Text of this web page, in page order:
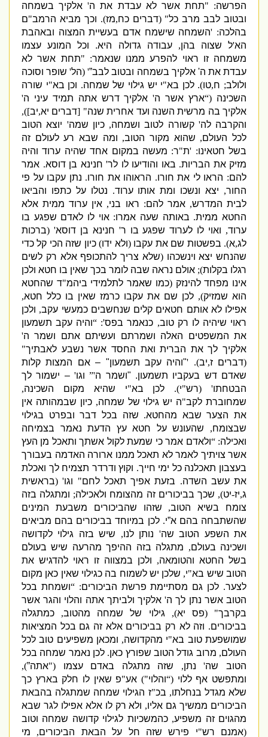
הפרשה: " תחת אשר לא עבדת את ה 'אלקיך בשמחה
ובטוב לבב מרב כל" (דברים כח,מז).וכך מביא הרמב"ם
בהלכה: 'השמחה שישמח אדם בעשיית המצוה ובאהבת
הא'ל שצוה בהן, עבודה גדולה היא.וכל המונע עצמו
משמחה זו ראוי להפרע ממנו שנאמר: " תחת אשר לא
עבדת את ה'אלקיך בשמחה ובטוב לבב”' (הל'שופר וסוכה
ולולב;ח טו)
. לכן בא"י יש גילוי של שמחה.וכן בא"י שורה
השכינה(“ ארץ אשר ה 'אלקיך דרש אתה תמיד עיני ה
אלקיך בה מרשית השנה ועד אחרית שנה" [דברים יא ,יב]),
והקרבה לה'קשורה לטוב ושמחה,כיון שמה'יוצא הטוב
לכל העולם,שהוא מקור הטוב,ומה שבא רע לעולם זה
בשל חטאינו: 'ת "ר:מעשה במקום אחד שהיה ערוד והיה
מזיק את הבריות.באו והודיעו לו ל ר'חנינא בן דוסא.אמר
להם:הראו לי את חורו.הראוהו את חורו.נתן עקבו על פי
החור,יצא ונשכו ומת אותו ערוד.נטלו על כתפו והביאו
לבית המדרש,אמר להם:ראו בני,אין ערוד ממית אלא
החטא ממית.באותה שעה אמרו:אוי לו לאדם שפגע בו
ערוד,ואוי לו לערוד שפגע בו ר 'חנינא בן דוסא' (ברכות
,א). בפשטות שם את עקבו(ולא ידו)כיון שזה הכי קל כדי
שהנחש יצא וינשכהו(שלא צריך להתכופף אלא רק לשים
רגלו בקלות);אולם נראה שבה לומר בכך שאין בו חטא ולכן
אינו מפחד להינזק(כמו שאמר לתלמידי ביהמ"ד שהחטא
הוא שמזיק),לכן שם את עקבו כרמז שאין בו כלל חטא,
אפילו לא אותם חטאים קלים שנחשבים כמעשי עקב,ולכן
ראוי שיהיה לו רק טוב,כנאמר בפס': “והיה עקב תשמעון
את המשפטים האלה ושמרתם ועשיתם אתם ושמר ה
אלקיך לך את הברית ואת החסד אשר נשבע לאבתיך"
דברים ז, יב). '
" והיה עקב תשמעון" –אם המצות קלות
שאדם דש בעקביו תשמעון.
"ושמר ה '”וגו '
–ישמור לך
הבטחתו' ( רש"י). לכן בא"י שהיא מקום השכינה,
שמחוברת לקב"ה יש גילוי של שמחה,כיון שבמהותה אין
את הצער שבא מהחטא.שזה בכל דבר ובפרט בגילוי
שבצומח,שהעונש על חטא עץ הדעת נאמר בצמיחה
ואכילה: “ולאדם אמר כי שמעת לקול אשתך ותאכל מן העץ
אשר צויתיך לאמר לא תאכל ממנו ארורה האדמה בעבורך
בעצבון תאכלנה כל ימי חייך.וקוץ ודרדר תצמיח לך ואכלת
את עשב השדה.בזעת אפיך תאכל לחם"וגו ' (בראשית
יז-יט),שכך בביכורים זה מהצומח ולאכילה;ומתגלה בזה
צומח בשיא הטוב,שזהו שהביכורים משבעת המינים
שהשתבחה בהם א”י.לכן במיוחד בביכורים בהם מביאים
את השפע הטוב שה'נותן לנו,שיש בזה גילוי לקדושה
ושכינה בעולם,מתגלה בזה ההיפך מהרעה שיש בעולם
בשל החטא והטומאה,ולכן במצווה זו ראוי להדגיש את
הטוב שיש בא"י,שלכן יש לשמוח בה כגילוי שאין כאן מקום
לצער.לכן גם מסתיימת פרשת הביכורים: “ ושמחת בכל
הטוב אשר נתן לך ה'אלקיך ולביתך אתה והלוי והגר אשר
בקרבך" ( פס יא ),גילוי של שמחה מהטוב,כמתגלה
בביכורים.וזה לא רק בביכורים אלא זה גם בכל המציאות
שמושפעת טוב בא"י מהקדושה,ומכאן משפיעים טוב לכל
העולם,מרוב גודל הטוב שפורץ כאן.לכן נאמר שמחה בכל
הטוב שה'נתן,שזה מתגלה באדם עצמו(" אתה”),
ומתפשט אף ללוי(“ והלוי")אע"פ שאין לו חלק בארץ כך
שלא מגדל בנחלתו,בכ"ז הגילוי שמחה שמתגלה בהבאת
הביכורים ממשיך גם אליו,ולא רק לו אלא אפילו לגר שבא
מהגוים זה משפיע,כהמשכיות לגילוי קדושה שמחה וטוב
אמנם רש"י פירש שזה חל על הבאת הביכורים,מי